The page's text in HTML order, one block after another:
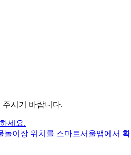
주시기 바랍니다.